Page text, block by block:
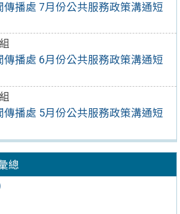
傳播處 7月份公共服務政策溝通短
傳播處 6月份公共服務政策溝通短
傳播處 5月份公共服務政策溝通短
總